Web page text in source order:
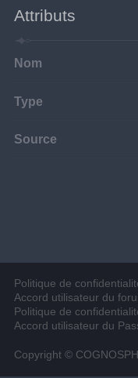
Attributs
Nom
Type
Source
Politique de
Accord utilisateur du
Politique de
Accord utilisateur du
Copyright ©